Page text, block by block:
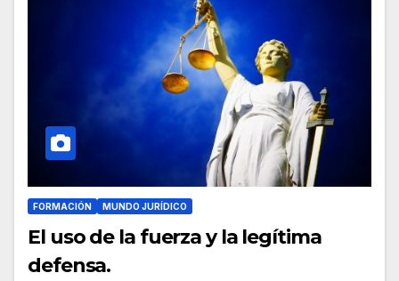
FORMACIÓN MUNDO JURÍDICO
El uso de la fuerza y la legítima
defensa.